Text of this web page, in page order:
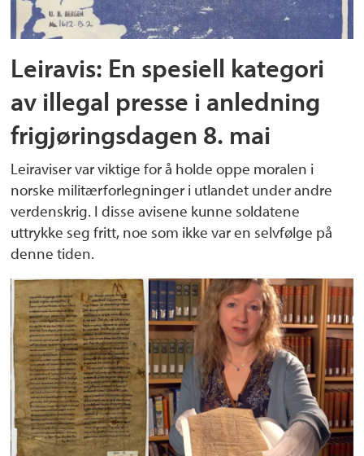
Leiravis: En spesiell kategori
av illegal presse i anledning
frigjøringsdagen 8. mai
Leiraviser var viktige for å holde oppe moralen i
norske militærforlegninger i utlandet under andre
verdenskrig. I disse avisene kunne soldatene
uttrykke seg fritt, noe som ikke var en selvfølge på
denne tiden.